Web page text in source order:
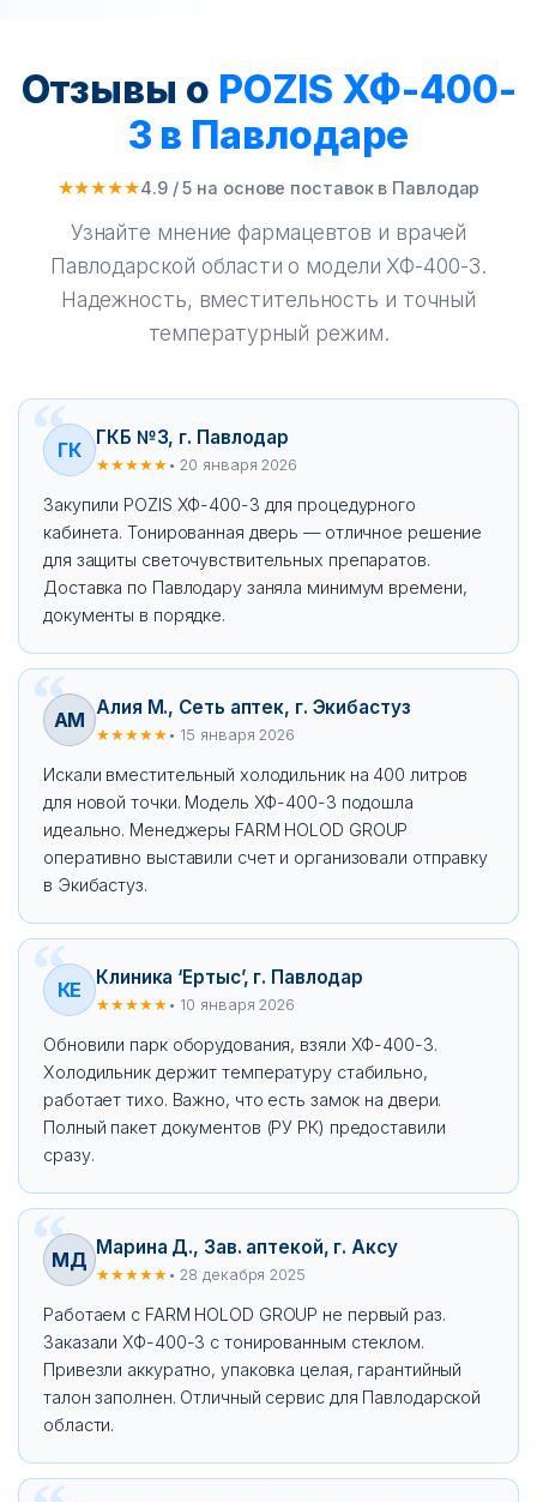
Отзывы о POZIS ХФ-400-
3 в Павлодаре
★★★★★4.9 / 5 на основе поставок в Павлодар
Узнайте мнение фармацевтов и врачей
Павлодарской области о модели ХФ-400-3.
Надежность, вместительность и точный
температурный режим.
ГК
ГКБ №3, г. Павлодар
★★★★★ • 20 января 2026
Закупили POZIS ХФ-400-3 для процедурного
кабинета. Тонированная дверь — отличное решение
для защиты светочувствительных препаратов.
Доставка по Павлодару заняла минимум времени,
документы в порядке.
АМ
Алия М., Сеть аптек, г. Экибастуз
★★★★★ • 15 января 2026
Искали вместительный холодильник на 400 литров
для новой точки. Модель ХФ-400-3 подошла
идеально. Менеджеры FARM HOLOD GROUP
оперативно выставили счет и организовали отправку
в Экибастуз.
КЕ
Клиника ‘Ертыс’, г. Павлодар
★★★★★ • 10 января 2026
Обновили парк оборудования, взяли ХФ-400-3.
Холодильник держит температуру стабильно,
работает тихо. Важно, что есть замок на двери.
Полный пакет документов (РУ РК) предоставили
сразу.
МД
Марина Д., Зав. аптекой, г. Аксу
★★★★★ • 28 декабря 2025
Работаем с FARM HOLOD GROUP не первый раз.
Заказали ХФ-400-3 с тонированным стеклом.
Привезли аккуратно, упаковка целая, гарантийный
талон заполнен. Отличный сервис для Павлодарской
области.